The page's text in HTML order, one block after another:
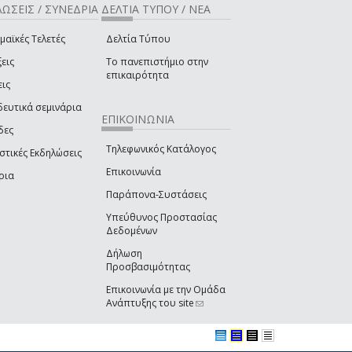
/ ΣΥΝΕΔΡΙΑ
Τελετές
σεμινάρια
Εκδηλώσεις
ΔΕΛΤΙΑ ΤΥΠΟΥ / ΝΕΑ
Δελτία Τύπου
Το πανεπιστήμιο στην
επικαιρότητα
ΕΠΙΚΟΙΝΩΝΙΑ
Τηλεφωνικός Κατάλογος
Επικοινωνία
Παράπονα-Συστάσεις
Υπεύθυνος Προστασίας
Δεδομένων
Δήλωση
Προσβασιμότητας
Επικοινωνία με την Ομάδα
Ανάπτυξης του site(link sends e-mail)